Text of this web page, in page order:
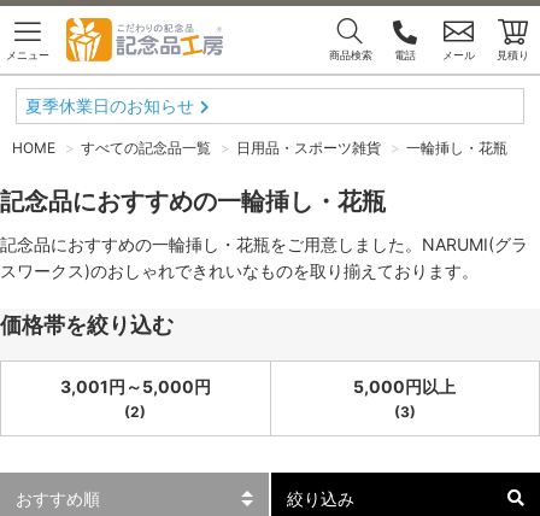
メニュー 商品検索 電話 メール 見積り
夏季休業日のお知らせ
HOME すべての記念品一覧 日用品・スポーツ雑貨 一輪挿し・花瓶
記念品におすすめの一輪挿し・花瓶
記念品におすすめの一輪挿し・花瓶をご用意しました。NARUMI(グラ
スワークス)のおしゃれできれいなものを取り揃えております。
価格帯を絞り込む
3,001円～5,000円
(2)
5,000円以上
(3)
絞り込み